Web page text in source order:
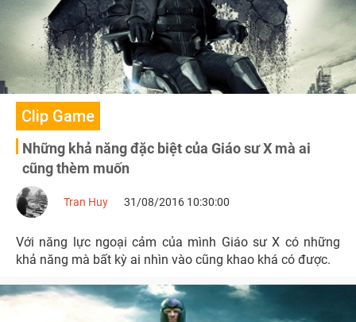
Clip Game
Những khả năng đặc biệt của Giáo sư X mà ai
cũng thèm muốn
Tran Huy 31/08/2016 10:30:00
Với năng lực ngoại cảm của mình Giáo sư X có những
khả năng mà bất kỳ ai nhìn vào cũng khao khá có được.